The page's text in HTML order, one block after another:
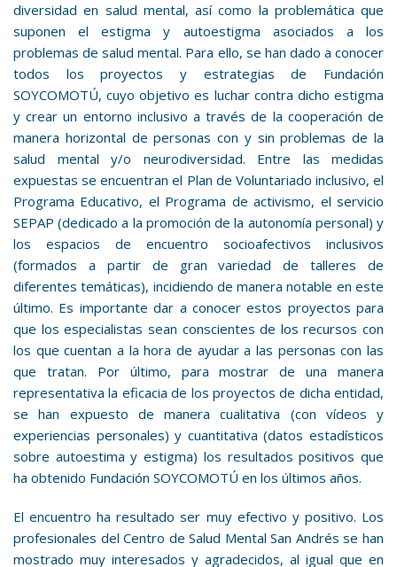
diversidad en salud mental, así como la problemática que
suponen el estigma y autoestigma asociados a los
problemas de salud mental. Para ello, se han dado a conocer
todos los proyectos y estrategias de Fundación
SOYCOMOTÚ, cuyo objetivo es luchar contra dicho estigma
y crear un entorno inclusivo a través de la cooperación de
manera horizontal de personas con y sin problemas de la
salud mental y/o neurodiversidad. Entre las medidas
expuestas se encuentran el Plan de Voluntariado inclusivo, el
Programa Educativo, el Programa de activismo, el servicio
SEPAP (dedicado a la promoción de la autonomía personal) y
los espacios de encuentro socioafectivos inclusivos
(formados a partir de gran variedad de talleres de
diferentes temáticas), incidiendo de manera notable en este
último. Es importante dar a conocer estos proyectos para
que los especialistas sean conscientes de los recursos con
los que cuentan a la hora de ayudar a las personas con las
que tratan. Por último, paramostrar de una manera
representativa la eficacia de los proyectos de dicha entidad,
se han expuesto de manera cualitativa (con vídeos y
experiencias personales) y cuantitativa (datos estadísticos
sobre autoestima y estigma) los resultados positivos que
ha obtenido Fundación SOYCOMOTÚ en los últimos años.
El encuentro ha resultado ser muy efectivo y positivo. Los
profesionales del Centro de Salud Mental San Andrés se han
mostrado muy interesados y agradecidos, al igual que en